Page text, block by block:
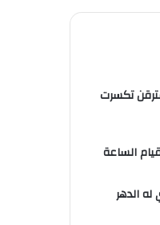
تكسرت
الساعة
له الدهر